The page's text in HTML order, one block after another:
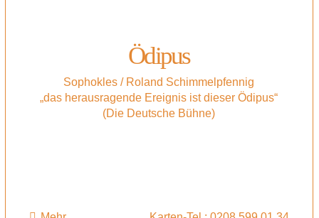
Ödipus
Sophokles / Roland Schimmelpfennig
„das herausragende Ereignis ist dieser Ödipus“
(Die Deutsche Bühne)